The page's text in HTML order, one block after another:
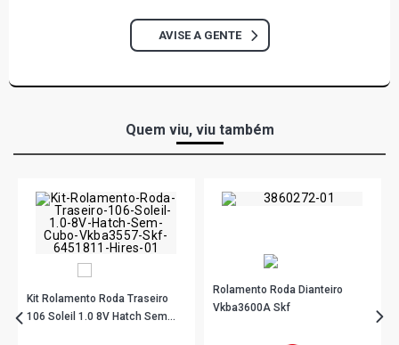
AVISE A GENTE
Quem viu, viu também
Kit Rolamento Roda Traseiro
106 Soleil 1.0 8V Hatch Sem
Rolamento Roda Dianteiro
Vkba3600A Skf